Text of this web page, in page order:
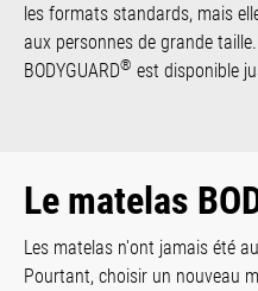
les formats standards, mais
aux personnes de grande
BODYGUARD® est disponible
Le matelas
Les matelas n'ont jamais été
Pourtant, choisir un nouveau